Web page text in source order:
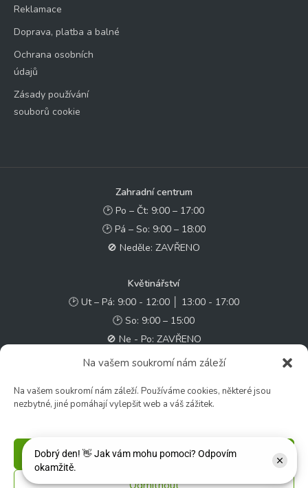
Na vašem soukromí nám záleží
Na vašem soukromí nám záleží. Používáme cookies, některé jsou
nezbytné, jiné pomáhají vylepšit web a váš zážitek.
Příjmout
Odmítnout
Reklamace
Doprava, platba a balné
Ochrana osobních
údajů
Zásady používání
souborů cookie
Zahradní centrum
🕑 Po – Čt: 9:00 – 17:00
🕑 Pá – So: 9:00 – 18:00
🚫 Neděle: ZAVŘENO
Květinářství
🕑 Ut – Pá: 9:00 - 12:00 │ 13:00 - 17:00
🕑 So: 9:00 – 15:00
🚫 Ne - Po: ZAVŘENO
✉️ e-shop@zcstrakovo.cz